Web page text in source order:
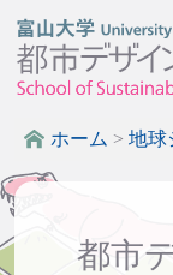
ホーム > 地球
都市